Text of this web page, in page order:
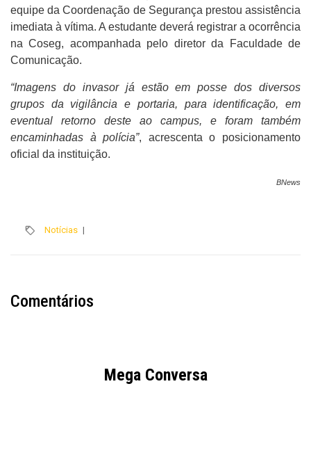
equipe da Coordenação de Segurança prestou assistência
imediata à vítima. A estudante deverá registrar a ocorrência
na Coseg, acompanhada pelo diretor da Faculdade de
Comunicação.
“Imagens do invasor já estão em posse dos diversos
grupos da vigilância e portaria, para identificação, em
eventual retorno deste ao campus, e foram também
encaminhadas à polícia”, acrescenta o posicionamento
oficial da instituição.
BNews
Notícias |
Comentários
Mega Conversa